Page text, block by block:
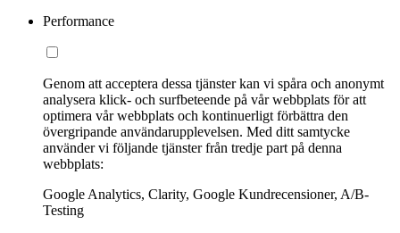
Performance
Genom att acceptera dessa tjänster kan vi spåra och anonymt
analysera klick- och surfbeteende på vår webbplats för att
optimera vår webbplats och kontinuerligt förbättra den
övergripande användarupplevelsen. Med ditt samtycke
använder vi följande tjänster från tredje part på denna
webbplats:
Google Analytics, Clarity, Google Kundrecensioner, A/B-
Testing